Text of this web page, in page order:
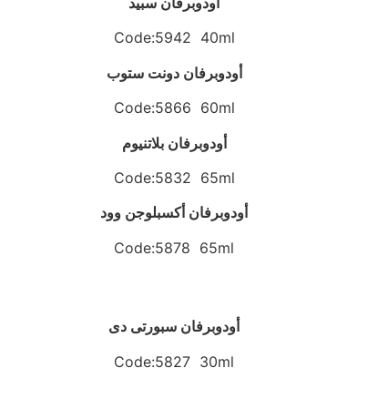
Code:5942 40ml
أودوبرفان دونت ستوب
Code:5866 60ml
أودوبرفان بلاتنيوم
Code:5832 65ml
أودوبرفان أكسبلوجن وود
Code:5878 65ml
أودوبرفان سبورتى دى
Code:5827 30ml